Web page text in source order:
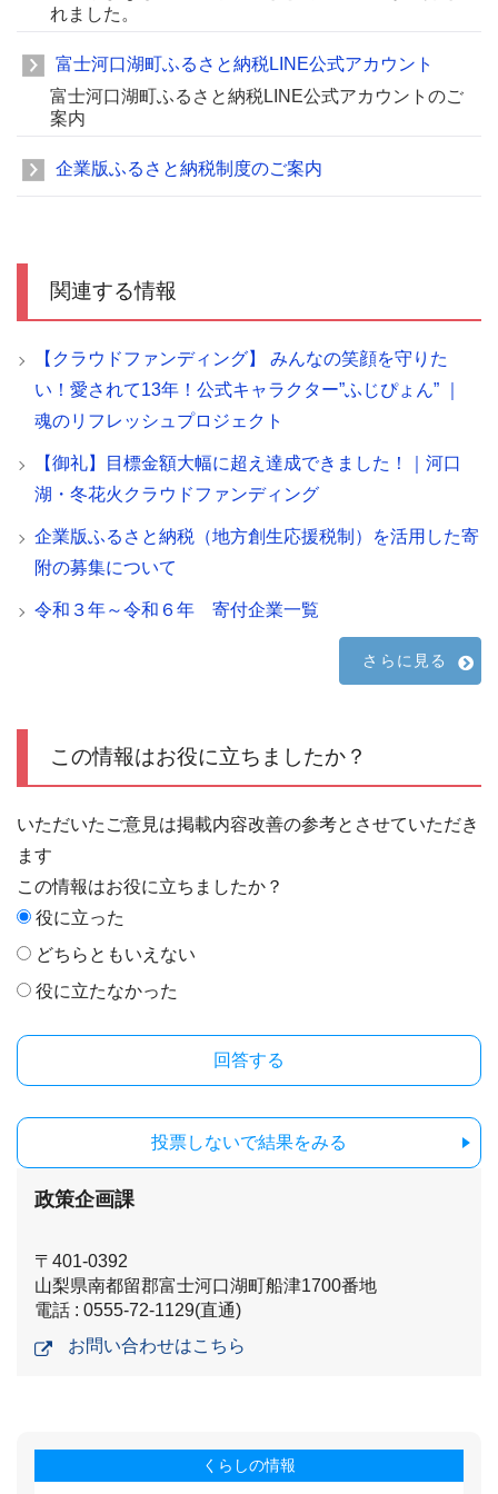
れました。
富士河口湖町ふるさと納税LINE公式アカウント
富士河口湖町ふるさと納税LINE公式アカウントのご
案内
企業版ふるさと納税制度のご案内
関連する情報
【クラウドファンディング】 みんなの笑顔を守りた
い！愛されて13年！公式キャラクター”ふじぴょん” ｜
魂のリフレッシュプロジェクト
【御礼】目標金額大幅に超え達成できました！｜河口
湖・冬花火クラウドファンディング
企業版ふるさと納税（地方創生応援税制）を活用した寄
附の募集について
令和３年～令和６年 寄付企業一覧
さらに見る
この情報はお役に立ちましたか？
いただいたご意見は掲載内容改善の参考とさせていただき
ます
この情報はお役に立ちましたか？
役に立った
どちらともいえない
役に立たなかった
投票しないで結果をみる
政策企画課
〒401-0392
山梨県南都留郡富士河口湖町船津1700番地
電話 : 0555-72-1129(直通)
お問い合わせはこちら
くらしの情報